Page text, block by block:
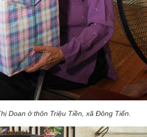
Doan ở thôn Triệu Tiền, xã Đông Tiến.